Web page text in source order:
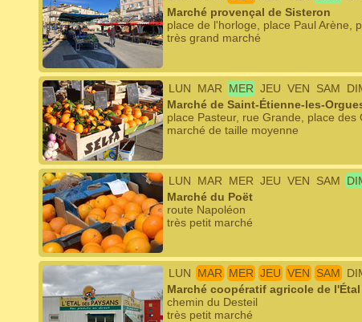
Marché provençal de Sisteron
place de l'horloge, place Paul Arène,
très grand marché
LUN MAR MER JEU VEN SAM
Marché de Saint-Étienne-les-
place Pasteur, rue Grande, place des
marché de taille moyenne
LUN MAR MER JEU VEN SAM
Marché du Poët
route Napoléon
très petit marché
LUN MAR MER JEU VEN SAM
Marché coopératif agricole de
chemin du Desteil
très petit marché